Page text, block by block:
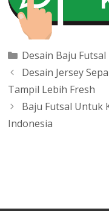
Categories
Desain Baju Futsal
Post
navigation
Desain Jersey
Tampil Lebih Fresh
Baju Futsal Untuk
Indonesia